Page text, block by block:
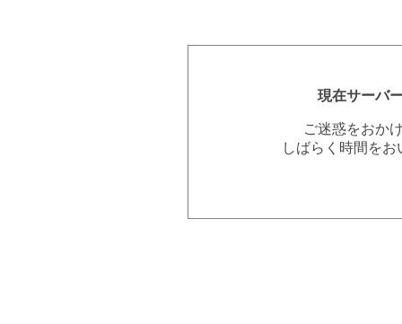
現在サーバ
ご迷惑をおか
しばらく時間を